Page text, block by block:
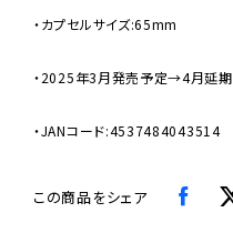
・カプセルサイズ:65mm
・2025年3月発売予定→4月延期
・JANコード:4537484043514
この商品をシェア